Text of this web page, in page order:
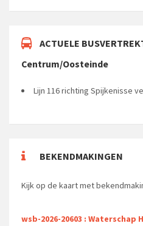
ACTUELE
Centrum/Oosteinde
Lijn 116 richting Spijkenisse
BEKENDMAKINGEN
Kijk op de kaart met
wsb-2026-20603 : Waterschap